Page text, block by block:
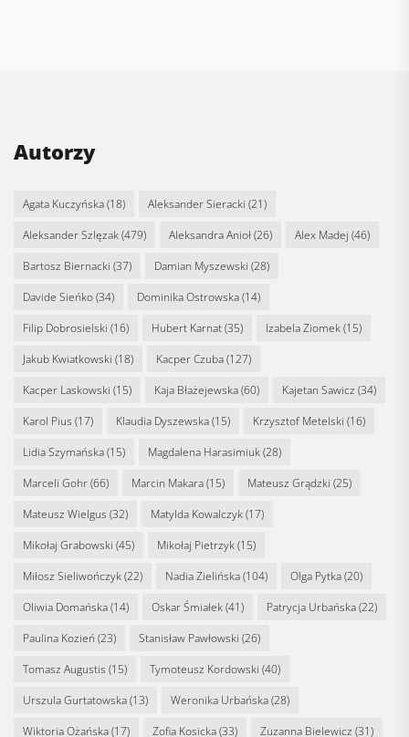
Autorzy
Agata Kuczyńska(18) Aleksander Sieracki (21)
Aleksander Szlęzak(479) Aleksandra Anioł(26) Alex Madej (46)
Bartosz Biernacki (37) Damian Myszewski (28)
Davide Sieńko(34) Dominika Ostrowska(14)
Filip Dobrosielski (16) Hubert Karnat(35) Izabela Ziomek(15)
Jakub Kwiatkowski (18) Kacper Czuba(127)
Kacper Laskowski (15) Kaja Błażejewska(60) Kajetan Sawicz (34)
Karol Pius (17) Klaudia Dyszewska(15) Krzysztof Metelski (16)
Lidia Szymańska(15) Magdalena Harasimiuk(28)
Marceli Gohr(66) Marcin Makara(15) Mateusz Grądzki (25)
Mateusz Wielgus (32) Matylda Kowalczyk(17)
Mikołaj Grabowski (45) Mikołaj Pietrzyk(15)
Miłosz Sieliwończyk(22) Nadia Zielińska(104) Olga Pytka(20)
Oliwia Domańska(14) Oskar Śmiałek(41) Patrycja Urbańska(22)
Paulina Kozień (23) Stanisław Pawłowski (26)
Tomasz Augustis (15) Tymoteusz Kordowski (40)
Urszula Gurtatowska(13) Weronika Urbańska(28)
Wiktoria Ożańska(17) Zofia Kosicka(33) Zuzanna Bielewicz (31)